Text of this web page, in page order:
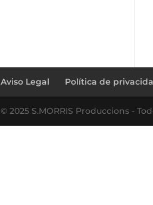
Aviso Legal Política de
© 2025 S.MORRIS Produccions -